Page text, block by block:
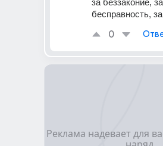
за беззаконие, за
бесправность,
0